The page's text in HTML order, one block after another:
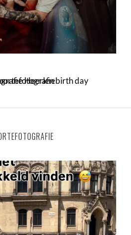
Heerlen birth day geboortefotografie